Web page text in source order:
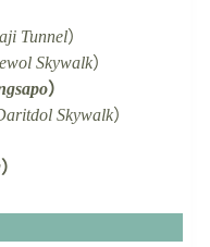
Tunnel）
Skywalk）
）
Skywalk）
）